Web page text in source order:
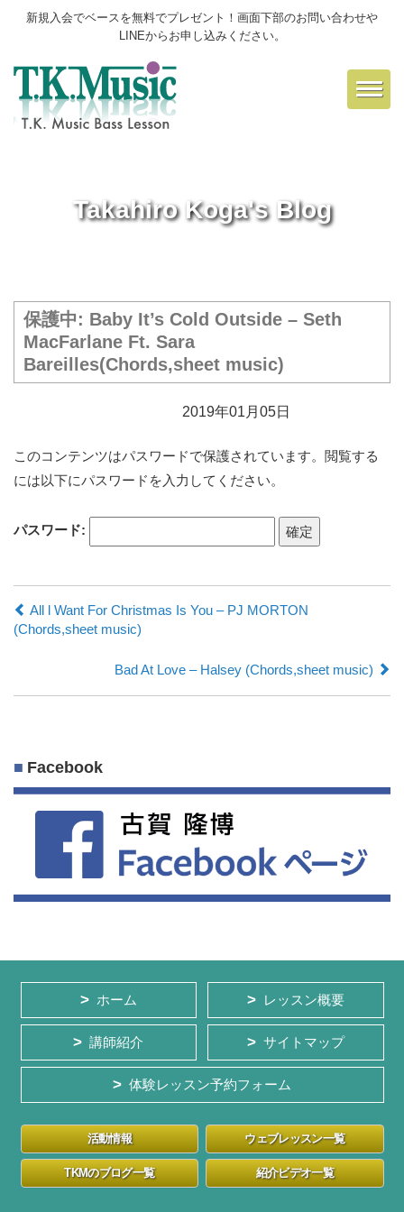
新規入会でベースを無料でプレゼント！画面下部のお問い合わせや
LINEからお申し込みください。
Takahiro Koga's Blog
保護中: Baby It’s Cold Outside – Seth
MacFarlane Ft. Sara
Bareilles(Chords,sheet music)
2019年01月05日
このコンテンツはパスワードで保護されています。閲覧する
には以下にパスワードを入力してください。
パスワード:
All l Want For Christmas Is You – PJ MORTON
(Chords,sheet music)
Bad At Love – Halsey (Chords,sheet music)
Facebook
ホーム レッスン概要
講師紹介 サイトマップ
体験レッスン予約フォーム
活動情報 ウェブレッスン一覧
TKMのブログ一覧 紹介ビデオ一覧